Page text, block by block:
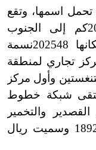
تحمل اسمها، وتقع
على ارتفاع 3710م على بعد 200كم إلى الجنوب
الشرقي من مدينة لاباز، عدد سكانها 202548نسمة
تجاري لمنطقة
وأول مركز
شبكة خطوط
والتخمير
والمطاحن. تأسست جامعتها عام 1892 وسميت ريال